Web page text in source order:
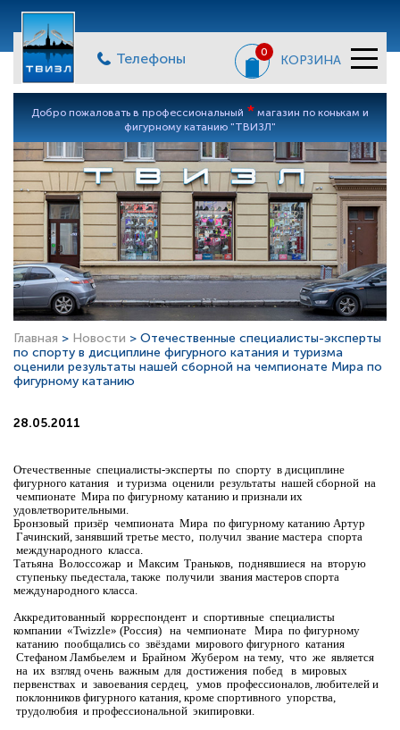
Телефоны 0
КОРЗИНА
Добро пожаловать в профессиональный * магазин по конькам и
фигурному катанию "ТВИЗЛ"
Главная > Новости > Отечественные специалисты-эксперты
по спорту в дисциплине фигурного катания и туризма
оценили результаты нашей сборной на чемпионате Мира по
фигурному катанию
28.05.2011
Отечественные специалисты-эксперты по спорту в дисциплине
фигурного катания и туризма оценили результаты нашей сборной на
чемпионате Мира по фигурному катанию и признали их
удовлетворительными.
Бронзовый призёр чемпионата Мира по фигурному катанию Артур
Гачинский, занявший третье место, получил звание мастера спорта
международного класса.
Татьяна Волоссожар и Максим Траньков, поднявшиеся на вторую
ступеньку пьедестала, также получили звания мастеров спорта
международного класса.
Аккредитованный корреспондент и спортивные специалисты
компании «Twizzle» (Россия) на чемпионате Мира по фигурному
катанию пообщались со звёздами мирового фигурного катания
Стефаном Ламбьелем и Брайном Жубером на тему, что же является
на их взгляд очень важным для достижения побед в мировых
первенствах и завоевания сердец, умов профессионалов, любителей и
поклонников фигурного катания, кроме спортивного упорства,
трудолюбия и профессиональной экипировки.